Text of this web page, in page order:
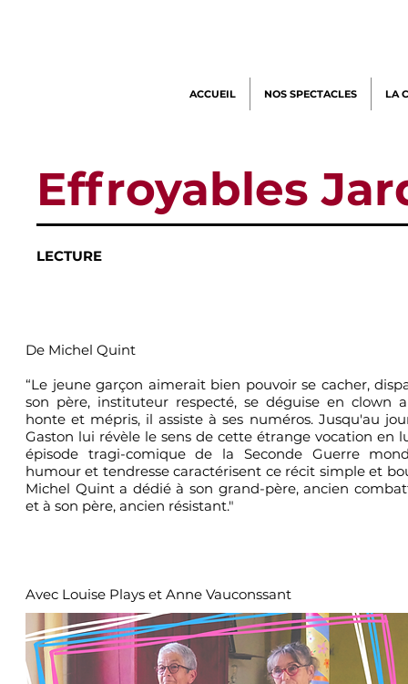
ACCUEIL NOS SPECTACLES LA
Effroyables
LECTURE
De Michel Quint
“Le jeune garçon aimerait bien pouvoir se cacher,
son père, instituteur respecté, se déguise en clown
honte et mépris, il assiste à ses numéros. Jusqu'au
Gaston lui révèle le sens de cette étrange vocation en
épisode tragi-comique de la Seconde Guerre
humour et tendresse caractérisent ce récit simple et
Michel Quint a dédié à son grand-père, ancien
et à son père, ancien résistant."
Avec Louise Plays et Anne Vauconssant